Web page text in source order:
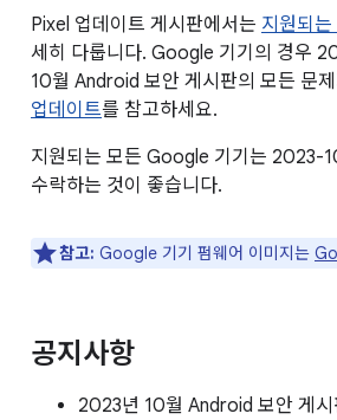
Pixel 업데이트 게시판에서는 지원되는
세히 다룹니다. Google 기기의 경우
10월 Android 보안 게시판의 모든 문
업데이트를 참고하세요.
지원되는 모든 Google 기기는 2023-
수락하는 것이 좋습니다.
참고: Google 기기 펌웨어 이미지는
공지사항
2023년 10월 Android 보안 게